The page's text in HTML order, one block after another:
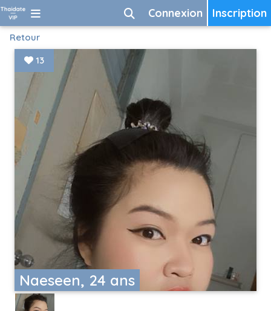
Inscription
Connexion
Retour
Naeseen, 24 ans
13